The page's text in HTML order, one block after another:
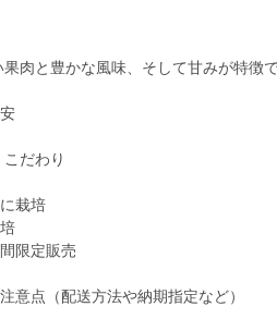
肉と豊かな風味、そして甘みが特徴で
だわり
栽培
限定販売